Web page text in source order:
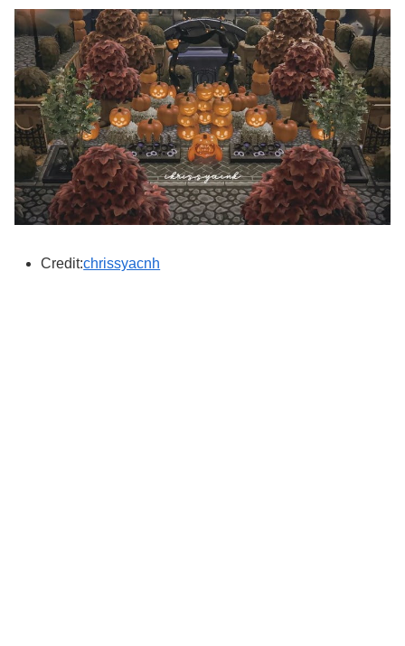
Credit:chrissyacnh